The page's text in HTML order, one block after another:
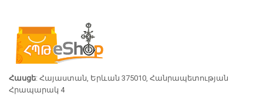
Հասցե: Հայաստան, Երևան 375010, Հանրապետության
Հրապարակ 4